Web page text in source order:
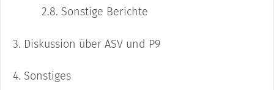
2.8. Sonstige Berichte
3. Diskussion über ASV und P9
4. Sonstiges